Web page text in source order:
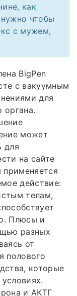
как
чтобы
с мужем,
BigPen
с вакуумным
для
может
для
на сайте
применяется
действие:
телам,
Плюсы и
разных
от
полового
которые
и АКТГ